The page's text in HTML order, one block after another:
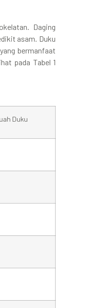
Daging
asam. Duku
bermanfaat
pada Tabel 1
Duku